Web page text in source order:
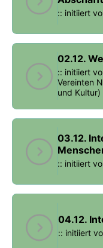
:: initiiert
02.12.
:: initiiert
Vereinten
und Kultur)
03.12.
:: initiiert
04.12.
:: initiiert